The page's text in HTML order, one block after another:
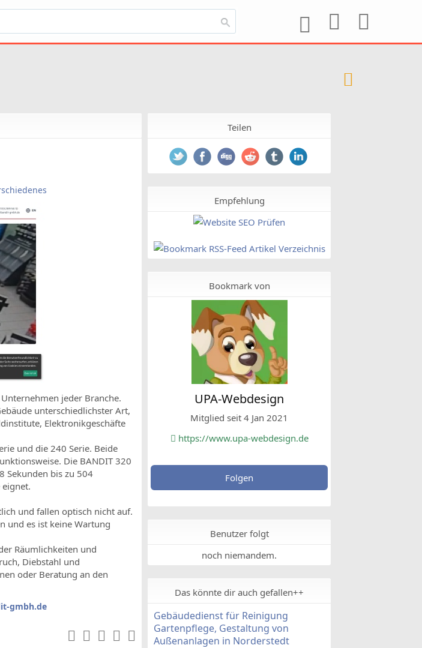
jeder Branche.
unterschiedlichster Art,
Elektronikgeschäfte
und die 240 Serie. Beide
Die BANDIT 320
Sekunden bis zu 504
und fallen optisch nicht auf.
und es ist keine Wartung
Räumlichkeiten und
Diebstahl und
oder Beratung an den
gmbh.de
Teilen
Empfehlung
Bookmark von
UPA-Webdesign
Mitglied seit 4 Jan 2021
https://www.upa-webdesign.de
Folgen
Benutzer folgt
noch niemandem.
Das könnte dir auch gefallen++
Gebäudedienst für Reinigung
Gartenpflege, Gestaltung von
Außenanlagen in Norderstedt